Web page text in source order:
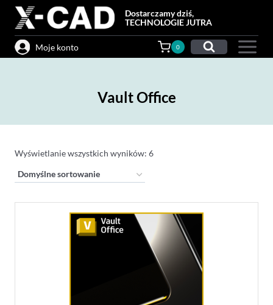
Przejdź
treści
Dostarczamy dziś,
TECHNOLOGIE JUTRA
Moje konto 0
Vault Office
Wyświetlanie wszystkich wyników: 6